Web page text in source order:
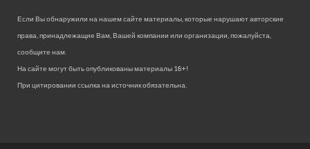
Если Вы обнаружили на нашем сайте материалы, которые нарушают авторские
права, принадлежащие Вам, Вашей компании или организации, пожалуйста,
сообщите нам.
На сайте могут быть опубликованы материалы 18+!
При цитировании ссылка на источник обязательна.